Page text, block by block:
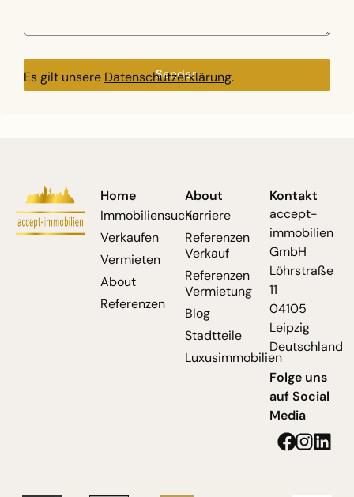
Senden
Es gilt unsere Datenschutzerklärung.
Home
Immobiliensuche
Verkaufen
Vermieten
About
Referenzen
About
Karriere
Referenzen
Verkauf
Referenzen
Vermietung
Blog
Stadtteile
Luxusimmobilien
Kontakt
accept-
immobilien
GmbH
Löhrstraße
11
04105
Leipzig
Deutschland
Folge uns
auf Social
Media